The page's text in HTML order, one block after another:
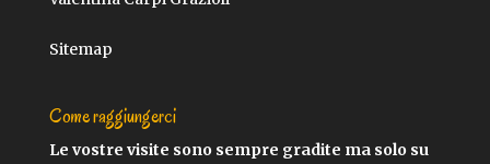
Sitemap
Come raggiungerci
Le vostre visite sono sempre gradite ma solo su